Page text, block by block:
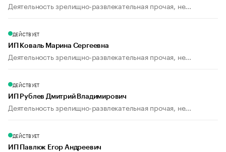
Деятельность зрелищно-развлекательная прочая, не...
ДЕЙСТВУЕТ
ИП Коваль Марина Сергеевна
Деятельность зрелищно-развлекательная прочая, не...
ДЕЙСТВУЕТ
ИП Рублев Дмитрий Владимирович
Деятельность зрелищно-развлекательная прочая, не...
ДЕЙСТВУЕТ
ИП Павлюк Егор Андреевич